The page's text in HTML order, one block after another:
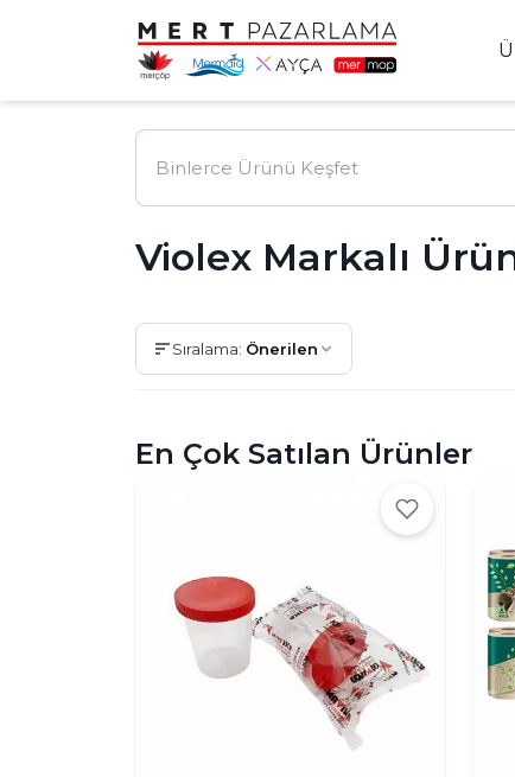
Violex Markalı
Sıralama: Önerilen
En Çok Satılan Ürünler